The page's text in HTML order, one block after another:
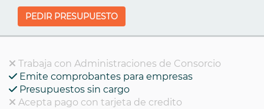
PEDIR PRESUPUESTO
Trabaja con Administraciones de Consorcio
Emite comprobantes para empresas
Presupuestos sin cargo
Acepta pago con tarjeta de credito